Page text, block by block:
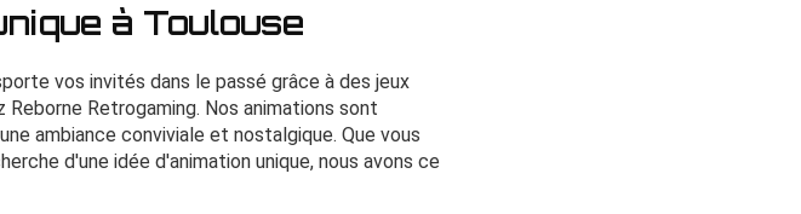
à Toulouse
vos invités dans le passé grâce à des jeux
Retrogaming. Nos animations sont
ambiance conviviale et nostalgique. Que vous
d'une idée d'animation unique, nous avons ce